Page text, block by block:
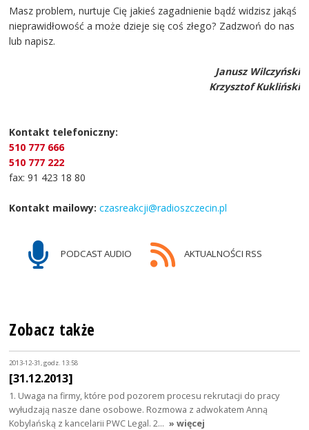
Masz problem, nurtuje Cię jakieś zagadnienie bądź widzisz jakąś
nieprawidłowość a może dzieje się coś złego? Zadzwoń do nas
lub napisz.
Janusz Wilczyński
Krzysztof Kukliński
Kontakt telefoniczny:
510 777 666
510 777 222
fax: 91 423 18 80
Kontakt mailowy: czasreakcji@radioszczecin.pl
PODCAST AUDIO AKTUALNOŚCI RSS
Zobacz także
2013-12-31, godz. 13:58
[31.12.2013]
1. Uwaga na firmy, które pod pozorem procesu rekrutacji do pracy
wyłudzają nasze dane osobowe. Rozmowa z adwokatem Anną
Kobylańską z kancelarii PWC Legal. 2… » więcej